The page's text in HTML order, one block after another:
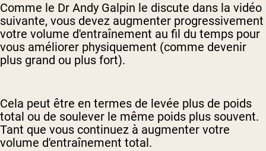
Comme le Dr Andy Galpin le discute dans la vidéo
suivante, vous devez augmenter progressivement
votre volume d'entraînement au fil du temps pour
vous améliorer physiquement (comme devenir
plus grand ou plus fort).
Cela peut être en termes de levée plus de poids
total ou de soulever le même poids plus souvent.
Tant que vous continuez à augmenter votre
volume d'entraînement total.